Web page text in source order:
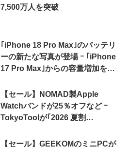
7,500万人を突破
｢iPhone 18 Pro Max｣のバッテリ
ーの新たな写真が登場 ｰ ｢iPhone
17 Pro Max｣からの容量増加を確
【セール】NOMAD製Apple
Watchバンドが25％オフなど ｰ
TokyoToolが｢2026 夏割
【セール】GEEKOMのミニPCが